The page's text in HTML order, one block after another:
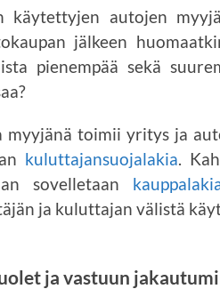
käytettyjen autojen
jälkeen
pienempää sekä
myyjänä toimii yritys ja
kuluttajansuojalakia.
sovelletaan
ja kuluttajan välistä
ja vastuun